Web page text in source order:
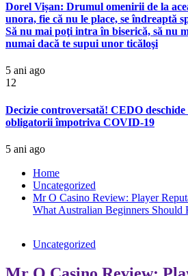
Dorel Vișan: Drumul omenirii de la
unora, fie că nu le place, se îndreaptă
Să nu mai poţi intra în biserică, să nu
numai dacă te supui unor ticăloşi
5 ani ago
12
Decizie controversată! CEDO
obligatorii împotriva COVID-19
5 ani ago
Home
Uncategorized
Mr O Casino Review: Player
What Australian Beginners Should
Uncategorized